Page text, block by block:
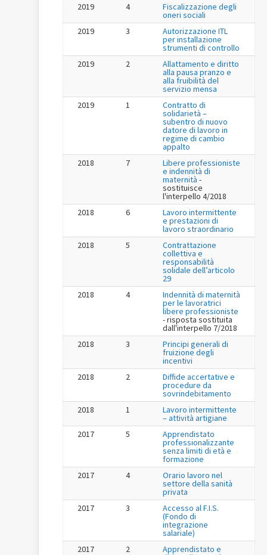
2019
4 Fiscalizzazione degli
oneri sociali
2019
3 Autorizzazione ITL
per installazione
strumenti di controllo
2019
2 Allattamento e diritto
alla pausa pranzo e
alla fruibilità del
servizio mensa
2019
1 Contratto di
solidarietà –
subentro di nuovo
datore di lavoro in
regime di cambio
appalto
2018
7 Libere professioniste
e indennità di
maternità -
sostituisce
l'interpello 4/2018
2018
6 Lavoro intermittente
e prestazioni di
lavoro straordinario
2018
5 Contrattazione
collettiva e
responsabilità
solidale dell’articolo
29
2018
4 Indennità di maternità
per le lavoratrici
libere professioniste
- risposta sostituita
dall'interpello 7/2018
2018
3 Principi generali di
fruizione degli
incentivi
2018
2 Diffide accertative e
procedure da
sovrindebitamento
2018
1 Lavoro intermittente
– attività artigiane
2017
5 Apprendistato
professionalizzante
senza limiti di età e
formazione
2017
4 Orario lavoro nel
settore della sanità
privata
2017
3 Accesso al F.I.S.
(Fondo di
integrazione
salariale)
2017
2 Apprendistato e